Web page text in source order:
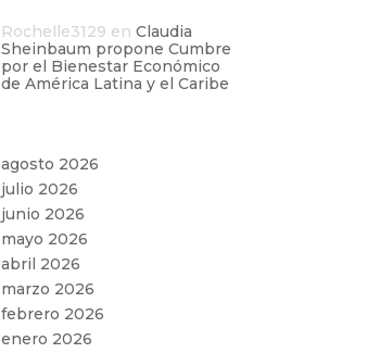
Rochelle3129 en Claudia
Sheinbaum propone Cumbre
por el Bienestar Económico
de América Latina y el Caribe
agosto 2026
julio 2026
junio 2026
mayo 2026
abril 2026
marzo 2026
febrero 2026
enero 2026